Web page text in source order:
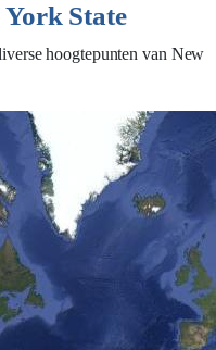
State
hoogtepunten van New